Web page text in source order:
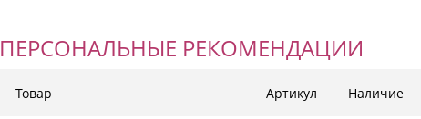
ПЕРСОНАЛЬНЫЕ РЕКОМЕНДАЦИИ
Товар Артикул Наличие